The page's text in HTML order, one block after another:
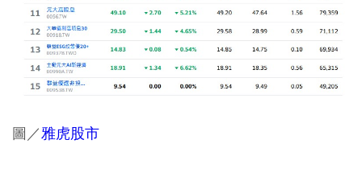
圖／雅虎股市